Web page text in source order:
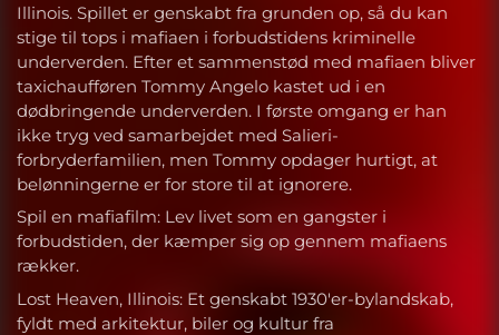
Illinois. Spillet er genskabt fra grunden op, så du kan
stige til tops i mafiaen i forbudstidens kriminelle
underverden. Efter et sammenstød med mafiaen bliver
taxichaufføren Tommy Angelo kastet ud i en
dødbringende underverden. I første omgang er han
ikke tryg ved samarbejdet med Salieri-
forbryderfamilien, men Tommy opdager hurtigt, at
belønningerne er for store til at ignorere.
Spil en mafiafilm: Lev livet som en gangster i
forbudstiden, der kæmper sig op gennem mafiaens
rækker.
Lost Heaven, Illinois: Et genskabt 1930'er-bylandskab,
fyldt med arkitektur, biler og kultur fra